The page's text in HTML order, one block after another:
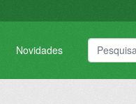
Novidades